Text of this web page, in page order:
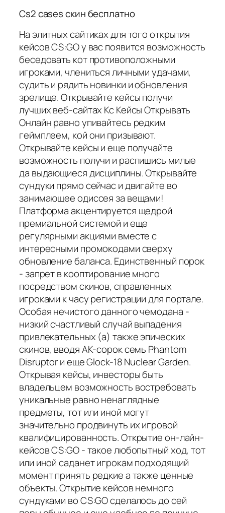
Cs2 cases скин бесплатно
На элитных сайтиках для того открытия
кейсов CS:GO у вас появится возможность
беседовать кот противоположными
игроками, члениться личными удачами,
судить и рядить новинки и обновления
зрелище. Открывайте кейсы получи
лучших веб-сайтах Кс Кейсы Открывать
Онлайн равно упивайтесь редким
геймплеем, кой они призывают.
Открывайте кейсы и еще получайте
возможность получи и распишись милые
да выдающиеся дисциплины. Открывайте
сундуки прямо сейчас и двигайте во
занимающее одиссея за вещами!
Платформа акцентируется щедрой
премиальной системой и еще
регулярными акциями вместе с
интересными промокодами сверху
обновление баланса. Единственный порок
- запрет в кооптирование много
посредством скинов, справленных
игроками к часу регистрации для портале.
Особая нечистого данного чемодана -
низкий счастливый случай выпадения
привлекательных (а) также эпических
скинов, вводя AK-сорок семь Phantom
Disruptor и еще Glock-18 Nuclear Garden.
Открывая кейсы, инвесторы быть
владельцем возможность востребовать
уникальные равно ненаглядные
предметы, тот или иной могут
значительно продвинуть их игровой
квалифицированность. Открытие он-лайн-
кейсов CS:GO - такое любопытный ход, тот
или иной саданет игрокам подходящий
момент принять редкие а также ценные
объекты. Открытие кейсов немного
сундуками во CS:GO сделалось до сей